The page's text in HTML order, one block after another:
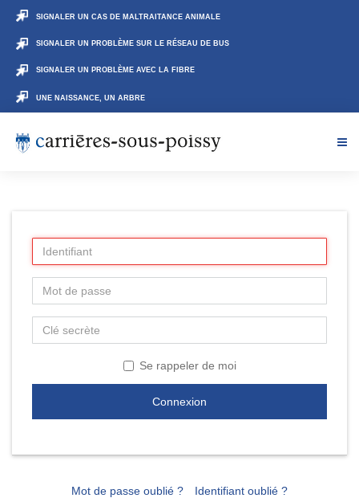
SIGNALER UN CAS DE MALTRAITANCE ANIMALE
SIGNALER UN PROBLÈME SUR LE RÉSEAU DE BUS
SIGNALER UN PROBLÈME AVEC LA FIBRE
UNE NAISSANCE, UN ARBRE
Se rappeler de moi
Connexion
Mot de passe oublié ? Identifiant oublié ?